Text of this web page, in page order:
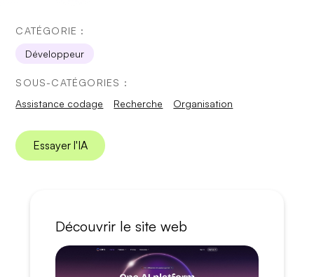
CATÉGORIE :
Développeur
SOUS-CATÉGORIES :
Assistance codage
Recherche Organisation
Essayer l'IA
Découvrir le site web